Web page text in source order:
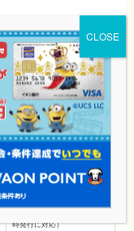
イオンカード（WAON一体
型）
クレジットカード・電子マネ
ーWAON
好きな銀行口座を指定可能
ポイント進呈なし
できる
時発行に対応）